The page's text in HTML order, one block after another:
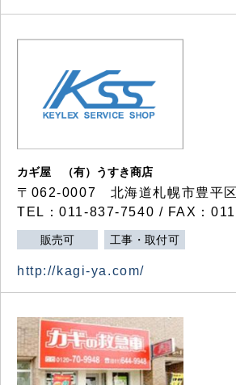
カギ屋 （有）うすき商店
〒062-0007 北海道札幌市豊平
TEL：011-837-7540 / FAX：
販売可 工事・取付可
http://kagi-ya.com/